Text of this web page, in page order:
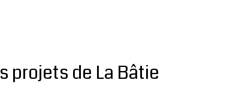
projets de La Bâtie